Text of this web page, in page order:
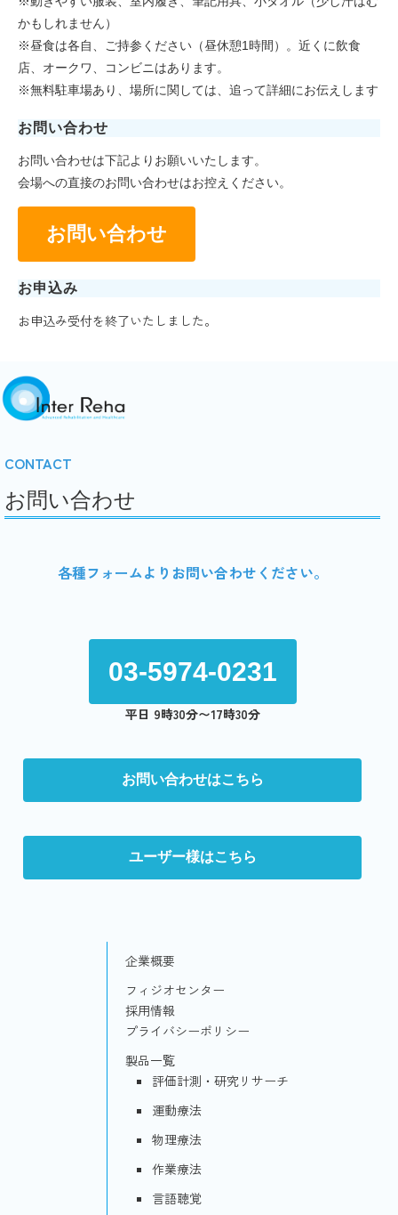
かもしれません）
※昼食は各自、ご持参ください（昼休憩1時間）。近くに飲食
店、オークワ、コンビニはあります。
※無料駐車場あり、場所に関しては、追って詳細にお伝えします
お問い合わせ
お問い合わせは下記よりお願いいたします。
会場への直接のお問い合わせはお控えください。
お問い合わせ
お申込み
お申込み受付を終了いたしました。
CONTACT
お問い合わせ
各種フォームよりお問い合わせください。
03-5974-0231
平日 9時30分〜17時30分
お問い合わせはこちら
ユーザー様はこちら
企業概要
フィジオセンター
採用情報
プライバシーポリシー
製品一覧
評価計測・研究リサーチ
運動療法
物理療法
作業療法
言語聴覚